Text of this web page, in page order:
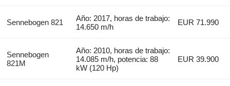
Sennebogen 821
Año: 2017, horas de trabajo:
14.650 m/h
EUR 71.990
Sennebogen
821M
Año: 2010, horas de trabajo:
14.085 m/h, potencia: 88
kW (120 Hp)
EUR 39.900